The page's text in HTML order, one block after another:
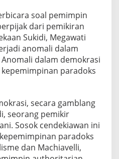
soal pemimpin
dari pemikiran
Sukidi, Megawati
anomali dalam
dalam demokrasi
paradoks
secara gamblang
seorang pemikir
Sosok cendekiawan ini
paradoks
dan Machiavelli,